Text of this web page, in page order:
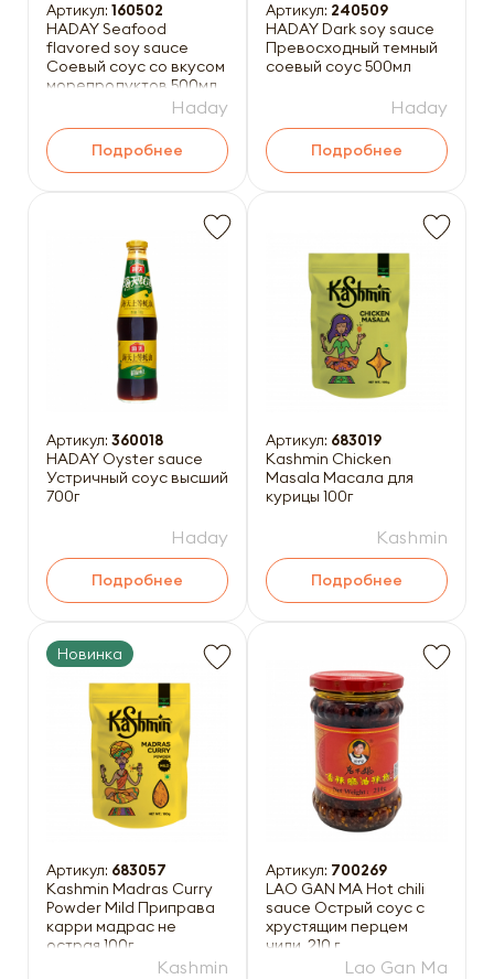
Артикул: 160502
HADAY Seafood
flavored soy sauce
Соевый соус со вкусом
морепродуктов 500мл
Haday
Подробнее
Артикул: 240509
HADAY Dark soy sauce
Превосходный темный
соевый соус 500мл
Haday
Подробнее
Артикул: 360018
HADAY Oyster sauce
Устричный соус высший
700г
Haday
Подробнее
Артикул: 683019
Kashmin Chicken
Masala Масала для
курицы 100г
Kashmin
Подробнее
Новинка
Артикул: 683057
Kashmin Madras Curry
Powder Mild Приправа
карри мадрас не
острая 100г
Kashmin
Артикул: 700269
LAO GAN MA Hot chili
sauce Острый соус с
хрустящим перцем
чили, 210 г
Lao Gan Ma